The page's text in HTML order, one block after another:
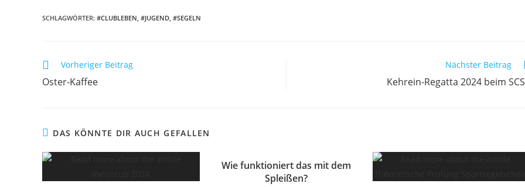
SCHLAGWÖRTER: #CLUBLEBEN #JUGEND #SEGELN
Weitere
ansehen
Vorheriger Beitrag
Oster-Kaffee
Nächster Beitrag
Kehrein-Regatta 2024 beim
DAS KÖNNTE DIR AUCH GEFALLEN
Wie funktioniert das mit dem
Spleißen?